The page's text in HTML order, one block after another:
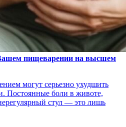
пищеварении на высшем
могут серьезно ухудшить
Постоянные боли в животе,
стул — это лишь